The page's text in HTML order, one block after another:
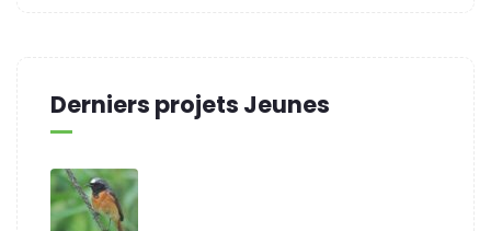
Derniers projets Jeunes